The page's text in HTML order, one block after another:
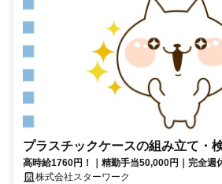
プラスチックケースの組み立て・
高時給1760円！｜精勤手当50,000円｜完全週
単モクモク軽作業｜空調完備
株式会社スターワーク